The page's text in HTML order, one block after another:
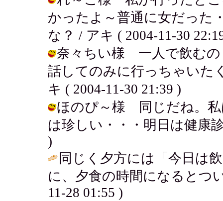
かったよ～普通に女だった
な？ / アキ ( 2004-11-30
奈々ちい様 一人で飲むの
話してのみに行っちゃいた
キ ( 2004-11-30 21:39 )
ほのぴ～様 同じだね。私
は珍しい・・・明日は健康
)
同じく夕方には「今日は
に、夕食の時間になるとつ
11-28 01:55 )